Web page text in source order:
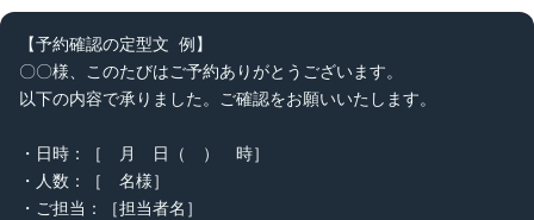
【予約確認の定型文 例】
〇〇様、このたびはご予約ありがとうございます。
以下の内容で承りました。ご確認をお願いいたします。
・日時：［　月　日（　）　時］
・人数：［　名様］
・ご担当：［担当者名］